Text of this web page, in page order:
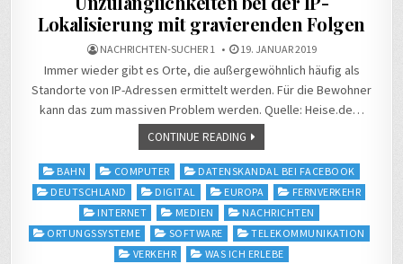
Lokalisierung mit gravierenden Folgen
NACHRICHTEN-SUCHER 1 19. JANUAR 2019
Immer wieder gibt es Orte, die außergewöhnlich häufig als
Standorte von IP-Adressen ermittelt werden. Für die Bewohner
kann das zum massiven Problem werden. Quelle: Heise.de…
CONTINUE READING
Posted
in
BAHN COMPUTER
DATENSKANDAL BEI FACEBOOK
DEUTSCHLAND
DIGITAL EUROPA
FERNVERKEHR
INTERNET
MEDIEN
NACHRICHTEN
ORTUNGSSYSTEME
SOFTWARE
TELEKOMMUNIKATION
VERKEHR
WAS ICH ERLEBE